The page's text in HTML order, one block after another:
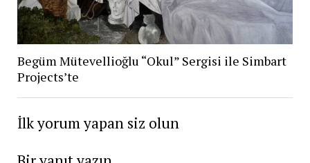
Begüm Mütevellioğlu “Okul” Sergisi ile Simbart
Projects’te
İlk yorum yapan siz olun